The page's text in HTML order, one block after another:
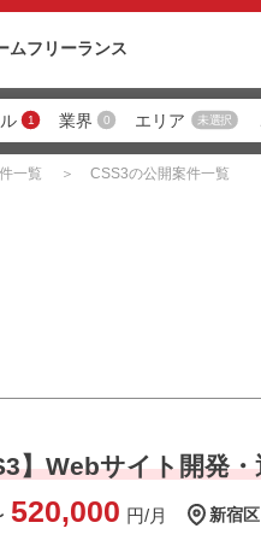
ムフリーランス
1 業界 0 エリア 未選択
】Webサイト開発
520,000 円/月 新宿区
一覧 CSS3の公開案件一覧